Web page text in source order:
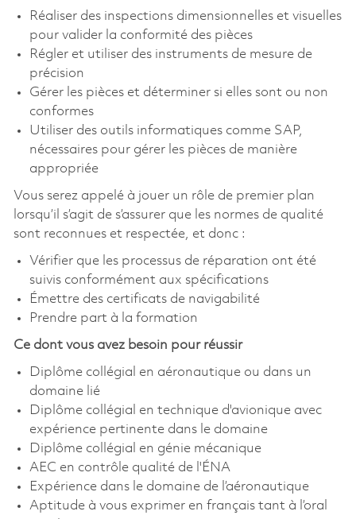
Réaliser des inspections dimensionnelles et visuelles
pour valider la conformité des pièces
Régler et utiliser des instruments de mesure de
précision
Gérer les pièces et déterminer si elles sont ou non
conformes
Utiliser des outils informatiques comme SAP,
nécessaires pour gérer les pièces de manière
appropriée
Vous serez appelé à jouer un rôle de premier plan
lorsqu’il s’agit de s’assurer que les normes de qualité
sont reconnues et respectée, et donc :
Vérifier que les processus de réparation ont été
suivis conformément aux spécifications
Émettre des certificats de navigabilité
Prendre part à la formation
Ce dont vous avez besoin pour réussir
Diplôme collégial en aéronautique ou dans un
domaine lié
Diplôme collégial en technique d'avionique avec
expérience pertinente dans le domaine
Diplôme collégial en génie mécanique
AEC en contrôle qualité de l'ÉNA
Expérience dans le domaine de l’aéronautique
Aptitude à vous exprimer en français tant à l’oral